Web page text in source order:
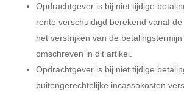
Opdrachtgever is bij niet tijdige
rente verschuldigd berekend vanaf
het verstrijken van de betalingstermijn
omschreven in dit artikel.
Opdrachtgever is bij niet tijdige
buitengerechtelijke incassokosten